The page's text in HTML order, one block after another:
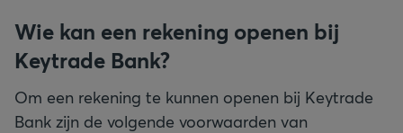
Wie kan een rekening openen bij
Keytrade Bank?
Om een rekening te kunnen openen bij Keytrade
Bank zijn de volgende voorwaarden van